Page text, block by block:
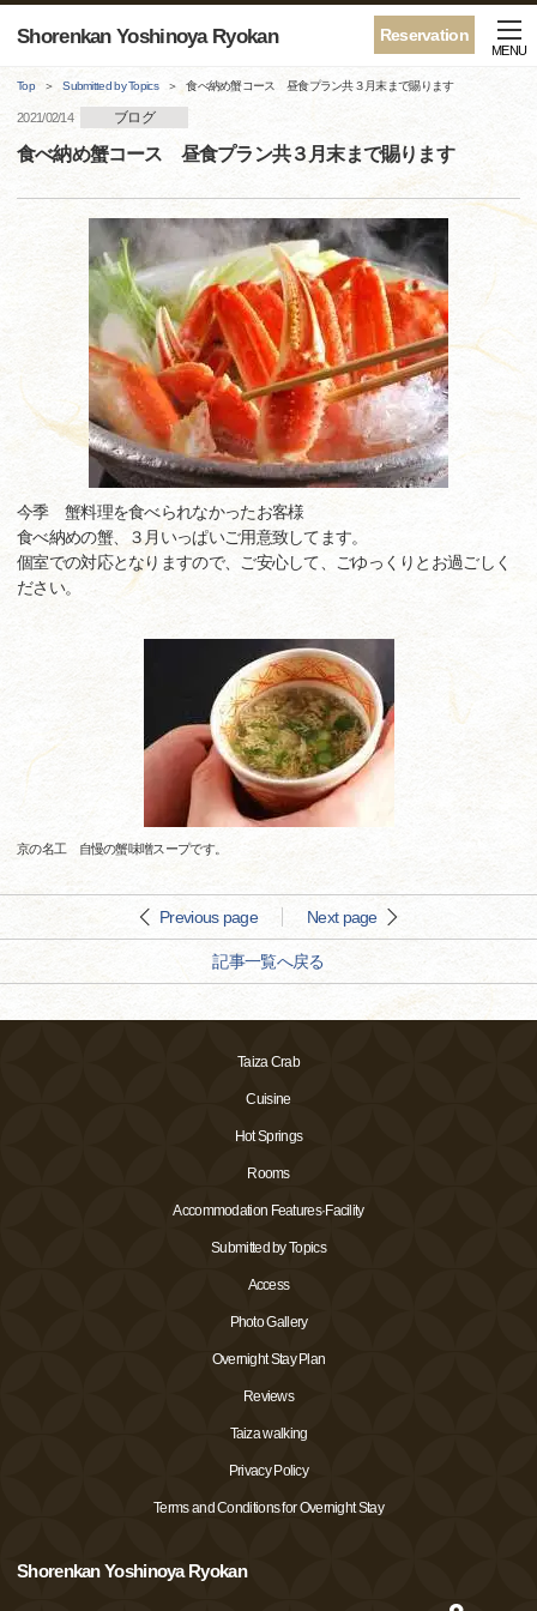
Reservation
Shorenkan Yoshinoya Ryokan
MENU
Top Submitted by Topics 食べ納め蟹コース 昼食プラン共３月末まで賜ります
2021/02/14 ブログ
食べ納め蟹コース 昼食プラン共３月末まで賜ります
今季 蟹料理を食べられなかったお客様
食べ納めの蟹、３月いっぱいご用意致してます。
個室での対応となりますので、ご安心して、ごゆっくりとお過ごしく
ださい。
京の名工 自慢の蟹味噌スープです。
Previous page Next page
記事一覧へ戻る
Taiza Crab
Cuisine
Hot Springs
Rooms
Accommodation Features·Facility
Submitted by Topics
Access
Photo Gallery
Overnight Stay Plan
Reviews
Taiza walking
Privacy Policy
Terms and Conditions for Overnight Stay
Shorenkan Yoshinoya Ryokan